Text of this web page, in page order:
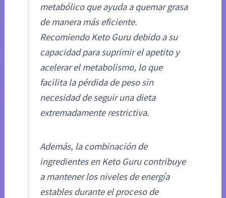
metabólico que ayuda a quemar grasa
de manera más eficiente.
Recomiendo Keto Guru debido a su
capacidad para suprimir el apetito y
acelerar el metabolismo, lo que
facilita la pérdida de peso sin
necesidad de seguir una dieta
extremadamente restrictiva.
Además, la combinación de
ingredientes en Keto Guru contribuye
a mantener los niveles de energía
estables durante el proceso de